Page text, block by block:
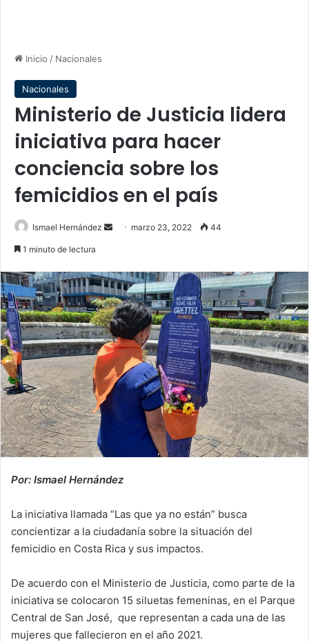
Inicio / Nacionales
Nacionales
Ministerio de Justicia lidera
iniciativa para hacer
conciencia sobre los
femicidios en el país
Ismael Hernández
Send marzo 23, 2022 44
1 minuto de lectura
Por: Ismael Hernández
La iniciativa llamada “Las que ya no están” busca
concientizar a la ciudadanía sobre la situación del
femicidio en Costa Rica y sus impactos.
De acuerdo con el Ministerio de Justicia, como parte de la
iniciativa se colocaron 15 siluetas femeninas, en el Parque
Central de San José, que representan a cada una de las
mujeres que fallecieron en el año 2021.